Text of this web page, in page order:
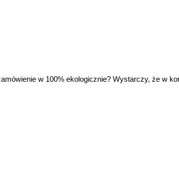
w 100% ekologicznie? Wystarczy, że w